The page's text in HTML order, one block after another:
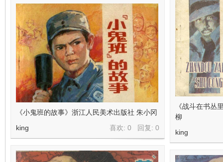
《战斗在书丛
柳
king
《小鬼班的故事》浙江人民美术出版社 朱小冈
喜欢: 0 回复: 0
king